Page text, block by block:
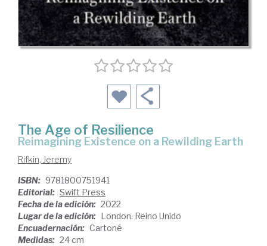
The Age of Resilience
Reimagining Existence on a Rewilding Earth
Rifkin, Jeremy
ISBN: 9781800751941
Editorial: Swift Press
Fecha de la edición: 2022
Lugar de la edición:
London. Reino Unido
Encuadernación: Cartoné
Medidas: 24 cm